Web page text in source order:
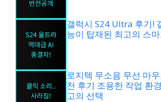
갤럭시 S24 Ultra 후기!
능이 탑재된 최고의 스
로지텍 무소음 무선 마
천 후기 조용한 작업 환
고의 선택